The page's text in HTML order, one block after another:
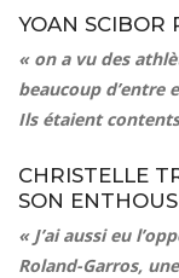
YOAN SCIBOR
« on a vu des
beaucoup d’entre
Ils étaient
CHRISTELLE
SON
« J’ai aussi eu
Roland-Garros,